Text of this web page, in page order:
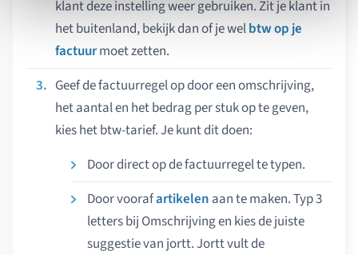
klant deze instelling weer gebruiken. Zit je klant in
het buitenland, bekijk dan of je welbtw op je
factuurmoet zetten.
Geef de factuurregel op door een omschrijving,
het aantal en het bedrag per stuk op te geven,
kies het btw-tarief. Je kunt dit doen:
Door direct op de factuurregel te typen.
Door voorafartikelen aan te maken. Typ 3
letters bij Omschrijving en kies de juiste
suggestie van jortt. Jortt vult de